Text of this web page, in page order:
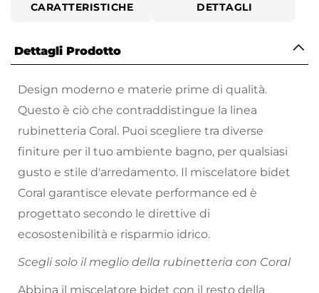
CARATTERISTICHE DETTAGLI
Dettagli Prodotto
Design moderno e materie prime di qualità.
Questo è ciò che contraddistingue la linea
rubinetteria Coral. Puoi scegliere tra diverse
finiture per il tuo ambiente bagno, per qualsiasi
gusto e stile d'arredamento. Il miscelatore bidet
Coral garantisce elevate performance ed è
progettato secondo le direttive di
ecosostenibilità e risparmio idrico.
Scegli solo il meglio della rubinetteria con Coral
Abbina il miscelatore bidet con il resto della